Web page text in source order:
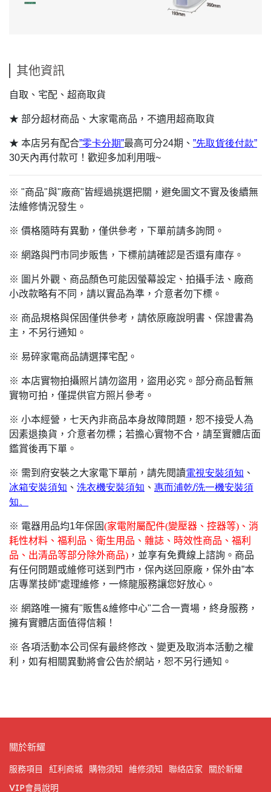
其他資訊
自取、宅配、超商取貨
★ 部分超材商品、大家電商品，不適用超商取貨
★ 本店另有配合”零卡分期”最高可分24期、 ”先取貨後付款”
30天內再付款可！歡迎多加利用哦~
※ "商品"與"廠商"皆經過挑選把關，避免圖文不實及後續無
法維修情況發生。
※ 價格隨時有異動，僅供參考，下單前請多詢問。
※ 網路與門市同步販售，下標前請確認是否還有庫存。
※ 圖片外觀、商品顏色可能因螢幕設定、拍攝手法、廠商
小改款略有不同，請以實品為準，介意者勿下標。
※ 商品規格與保固僅供參考，請依原廠說明書、保證書為
主，不另行通知。
※ 易碎家電商品請選擇宅配。
※ 本店實物拍攝照片請勿盜用，盜用必究。部分商品暫無
實物可拍，僅提供官方照片參考。
※ 小本經營，七天內非商品本身故障問題，恕不接受人為
因素退換貨，介意者勿標；若擔心實物不合，請至實體店面
鑑賞後再下單。
※ 需到府安裝之大家電下單前，請先閱讀電視安裝須知 、
冰箱安裝須知 、 洗衣機安裝須知 、 惠而浦乾/洗一機安裝須
知。
※ 電器用品均1年保固(家電附屬配件(變壓器、控器等)、消
耗性材料、福利品、衛生用品、雜誌、時效性商品、福利
品、出清品等部分除外商品) ，並享有免費線上諮詢。商品
有任何問題或維修可送到門市，保內送回原廠，保外由”本
店專業技師”處理維修，一條龍服務讓您好放心。
※ 網路唯一擁有"販售&維修中心"二合一賣場，終身服務，
擁有實體店面值得信賴！
※ 各項活動本公司保有最終修改、變更及取消本活動之權
利，如有相關異動將會公告於網站，恕不另行通知。
關於新耀
服務項目 紅利商城 購物須知 維修須知 聯絡店家
關於新耀
VIP會員說明